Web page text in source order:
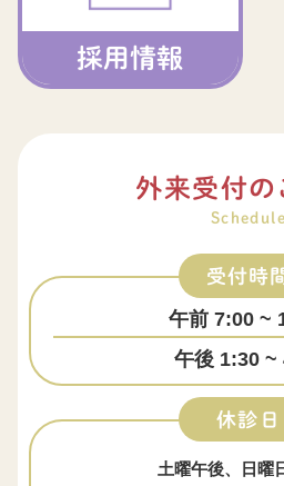
採用情報
外来受付の
Schedule
受付時
午前 7:00 ~
午後 1:30 ~
休診日
土曜午後、日曜